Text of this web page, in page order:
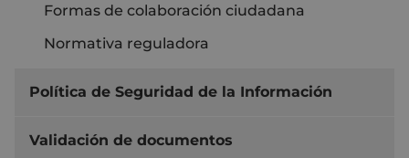
Formas de colaboración ciudadana
Normativa reguladora
Política de Seguridad de la Información
Validación de documentos